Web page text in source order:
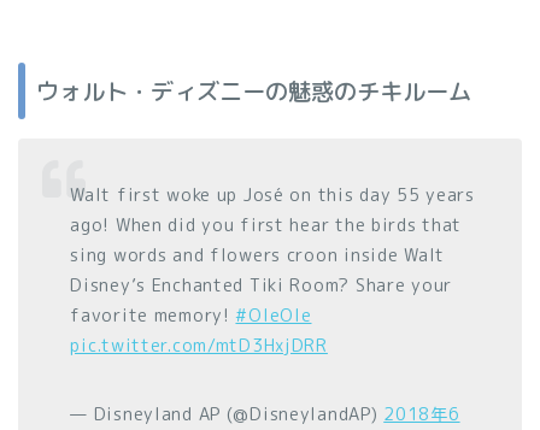
ウォルト・ディズニーの魅惑のチキルーム
Walt first woke up José on this day 55 years
ago! When did you first hear the birds that
sing words and flowers croon inside Walt
Disney’s Enchanted Tiki Room? Share your
favorite memory!#OleOle
pic.twitter.com/mtD3HxjDRR
— Disneyland AP (@DisneylandAP) 2018年6